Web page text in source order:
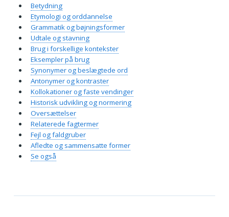
Betydning
Etymologi og orddannelse
Grammatik og bøjningsformer
Udtale og stavning
Brug i forskellige kontekster
Eksempler på brug
Synonymer og beslægtede ord
Antonymer og kontraster
Kollokationer og faste vendinger
Historisk udvikling og normering
Oversættelser
Relaterede fagtermer
Fejl og faldgruber
Afledte og sammensatte former
Se også